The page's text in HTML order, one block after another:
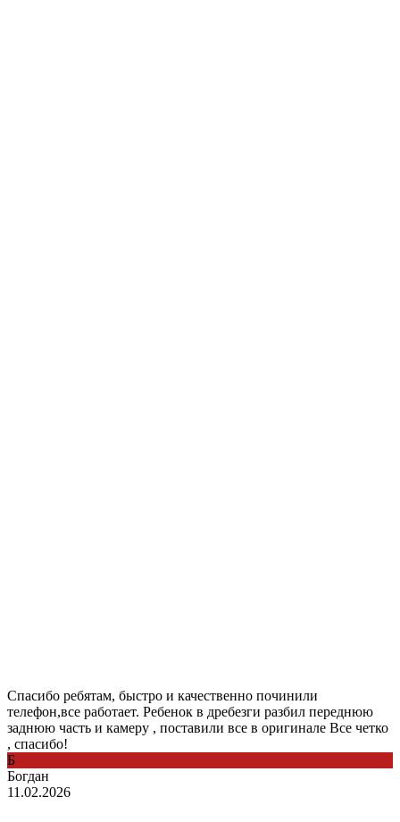
Спасибо ребятам, быстро и качественно починили
телефон,все работает. Ребенок в дребезги разбил переднюю
заднюю часть и камеру , поставили все в оригинале Все четко
, спасибо!
Б
Богдан
11.02.2026